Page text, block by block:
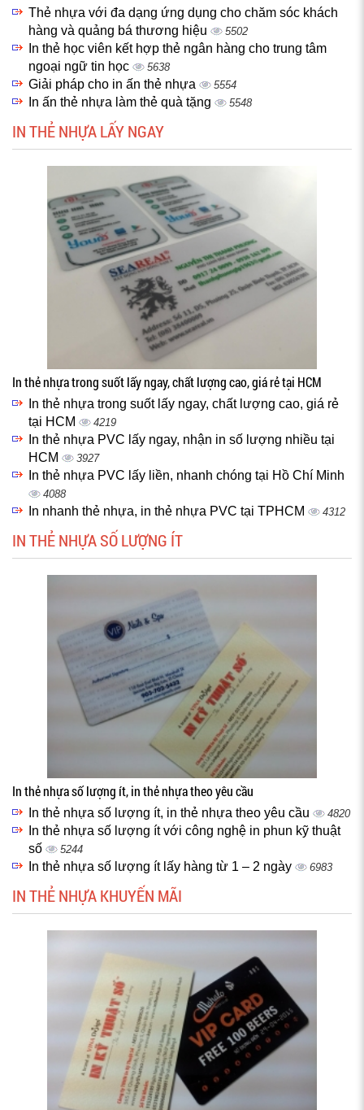
Thẻ nhựa với đa dạng ứng dụng cho chăm sóc khách
hàng và quảng bá thương hiệu
5502
In thẻ học viên kết hợp thẻ ngân hàng cho trung tâm
ngoại ngữ tin học
5638
Giải pháp cho in ấn thẻ nhựa 5554
In ấn thẻ nhựa làm thẻ quà tặng 5548
IN THẺ NHỰA LẤY NGAY
In thẻ nhựa trong suốt lấy ngay, chất lượng cao, giá rẻ tại HCM
In thẻ nhựa trong suốt lấy ngay, chất lượng cao, giá rẻ
tại HCM
4219
In thẻ nhựa PVC lấy ngay, nhận in số lượng nhiều tại
HCM
3927
In thẻ nhựa PVC lấy liền, nhanh chóng tại Hồ Chí Minh
4088
In nhanh thẻ nhựa, in thẻ nhựa PVC tại TPHCM 4312
IN THẺ NHỰA SỐ LƯỢNG ÍT
In thẻ nhựa số lượng ít, in thẻ nhựa theo yêu cầu
In thẻ nhựa số lượng ít, in thẻ nhựa theo yêu cầu 4820
In thẻ nhựa số lượng ít với công nghệ in phun kỹ thuật
số
5244
In thẻ nhựa số lượng ít lấy hàng từ 1 – 2 ngày 6983
IN THẺ NHỰA KHUYẾN MÃI